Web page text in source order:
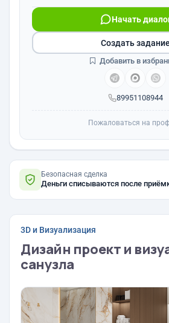
89951108944
Начать
Создать задание
Добавить в
Пожаловаться на
Безопасная сделка
Деньги списываются после
3D и Визуализация
Дизайн проект и
санузла